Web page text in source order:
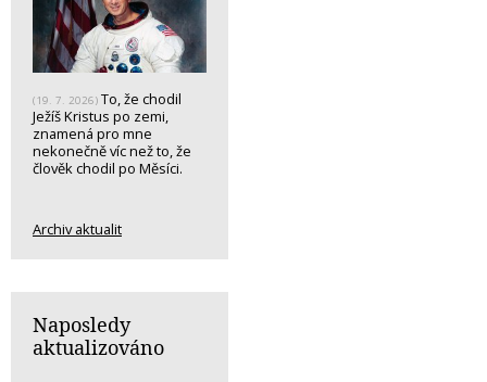
(19. 7. 2026) To, že chodil
Ježíš Kristus po zemi,
znamená pro mne
nekonečně víc než to, že
člověk chodil po Měsíci.
Archiv aktualit
Naposledy
aktualizováno